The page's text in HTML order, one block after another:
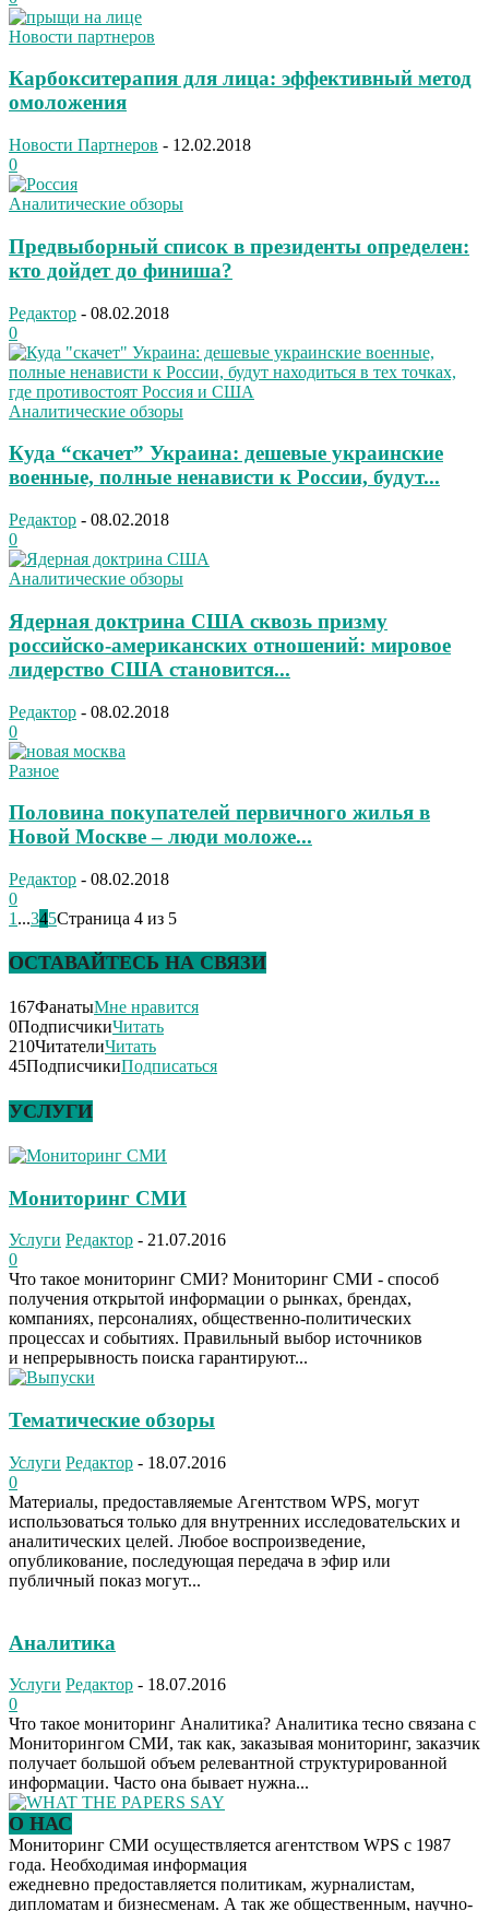
Новости партнеров
Карбокситерапия для лица: эффективный метод
омоложения
Новости Партнеров - 12.02.2018
0
Аналитические обзоры
Предвыборный список в президенты определен:
кто дойдет до финиша?
Редактор - 08.02.2018
0
Аналитические обзоры
Куда “скачет” Украина: дешевые украинские
военные, полные ненависти к России, будут...
Редактор - 08.02.2018
0
Аналитические обзоры
Ядерная доктрина США сквозь призму
российско-американских отношений: мировое
лидерство США становится...
Редактор - 08.02.2018
0
Разное
Половина покупателей первичного жилья в
Новой Москве – люди моложе...
Редактор - 08.02.2018
0
1 ...345Страница 4 из 5
ОСТАВАЙТЕСЬ НА СВЯЗИ
167ФанатыМне нравится
0ПодписчикиЧитать
210ЧитателиЧитать
45ПодписчикиПодписаться
УСЛУГИ
Мониторинг СМИ
Услуги Редактор - 21.07.2016
0
Что такое мониторинг СМИ? Мониторинг СМИ - способ
получения открытой информации о рынках, брендах,
компаниях, персоналиях, общественно-политических
процессах и событиях. Правильный выбор источников
и непрерывность поиска гарантируют...
Тематические обзоры
Услуги Редактор - 18.07.2016
0
Материалы, предоставляемые Агентством WPS, могут
использоваться только для внутренних исследовательских и
аналитических целей. Любое воспроизведение,
опубликование, последующая передача в эфир или
публичный показ могут...
Аналитика
Услуги Редактор - 18.07.2016
0
Что такое мониторинг Аналитика? Аналитика тесно связана с
Мониторингом СМИ, так как, заказывая мониторинг, заказчик
получает большой объем релевантной структурированной
информации. Часто она бывает нужна...
О НАС
Мониторинг СМИ осуществляется агентством WPS с 1987
года. Необходимая информация
ежедневно предоставляется политикам, журналистам,
дипломатам и бизнесменам. А так же общественным, научно-